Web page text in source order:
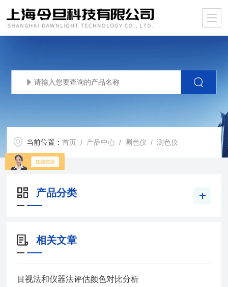
当前位置：首页 / 产品中心 /测色仪 /测色仪
产品分类
相关文章
目视法和仪器法评估颜色对比分析